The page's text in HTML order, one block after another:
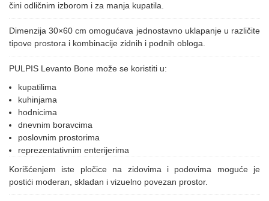
čini odličnim izborom i za manja kupatila.
Dimenzija 30×60 cm omogućava jednostavno uklapanje u različite
tipove prostora i kombinacije zidnih i podnih obloga.
PULPIS Levanto Bone može se koristiti u:
kupatilima
kuhinjama
hodnicima
dnevnim boravcima
poslovnim prostorima
reprezentativnim enterijerima
Korišćenjem iste pločice na zidovima i podovima moguće je
postići moderan, skladan i vizuelno povezan prostor.